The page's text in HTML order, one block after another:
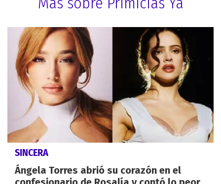
SINCERA
Ángela Torres abrió su corazón en el